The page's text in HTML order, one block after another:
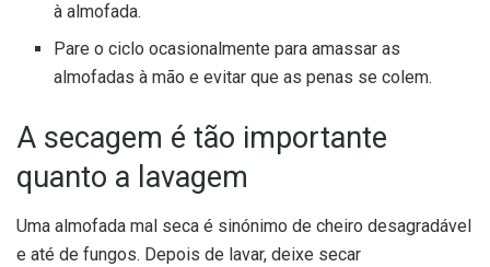
à almofada.
Pare o ciclo ocasionalmente para amassar as
almofadas à mão e evitar que as penas se colem.
A secagem é tão importante
quanto a lavagem
Uma almofada mal seca é sinónimo de cheiro desagradável
e até de fungos. Depois de lavar, deixe secar